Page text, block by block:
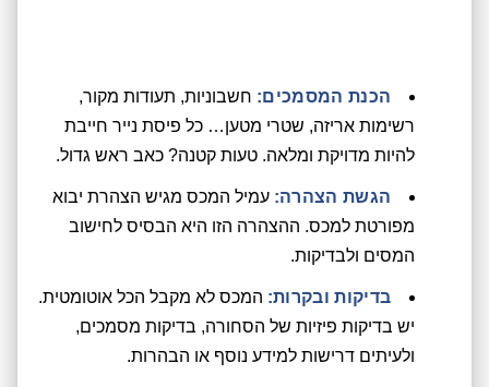
הכנת המסמכים: חשבוניות, תעודות מקור,
רשימות אריזה, שטרי מטען… כל פיסת נייר חייבת
להיות מדויקת ומלאה. טעות קטנה? כאב ראש גדול.
הגשת הצהרה: עמיל המכס מגיש הצהרת יבוא
מפורטת למכס. ההצהרה הזו היא הבסיס לחישוב
המסים ולבדיקות.
בדיקות ובקרות: המכס לא מקבל הכל אוטומטית.
יש בדיקות פיזיות של הסחורה, בדיקות מסמכים,
ולעיתים דרישות למידע נוסף או הבהרות.